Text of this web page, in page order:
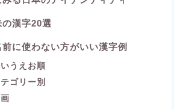
漢字20選
前に使わない方がいい漢字例
うえお順
ゴリー別